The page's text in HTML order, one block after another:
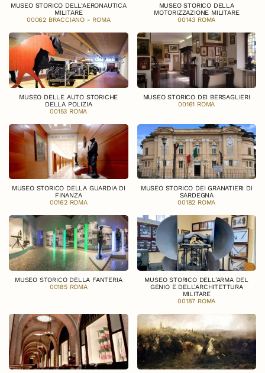
MUSEO STORICO DELL’AERONAUTICA
MILITARE
00062 BRACCIANO - ROMA
MUSEO STORICO DELLA
MOTORIZZAZIONE MILITARE
00143 ROMA
MUSEO DELLE AUTO STORICHE
DELLA POLIZIA
00153 ROMA
MUSEO STORICO DEI BERSAGLIERI
00161 ROMA
MUSEO STORICO DELLA GUARDIA DI
FINANZA
00162 ROMA
MUSEO STORICO DEI GRANATIERI DI
SARDEGNA
00182 ROMA
MUSEO STORICO DELLA FANTERIA
00185 ROMA
MUSEO STORICO DELL'ARMA DEL
GENIO E DELL'ARCHITETTURA
MILITARE
00187 ROMA